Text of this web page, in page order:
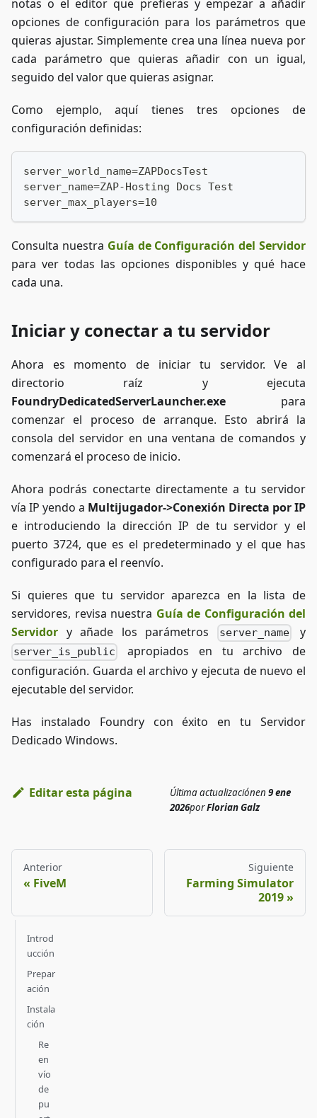
notas o el editor que prefieras y empezar a añadir
opciones de configuración para los parámetros que
quieras ajustar. Simplemente crea una línea nueva por
cada parámetro que quieras añadir con un igual,
seguido del valor que quieras asignar.
Como ejemplo, aquí tienes tres opciones de
configuración definidas:
server_world_name=ZAPDocsTest
server_name=ZAP-Hosting Docs Test
server_max_players=10
Consulta nuestra Guía de Configuración del Servidor
para ver todas las opciones disponibles y qué hace
cada una.
Iniciar y conectar a tu servidor
Ahora es momento de iniciar tu servidor. Ve al
directorio raíz y ejecuta
FoundryDedicatedServerLauncher.exe para
comenzar el proceso de arranque. Esto abrirá la
consola del servidor en una ventana de comandos y
comenzará el proceso de inicio.
Ahora podrás conectarte directamente a tu servidor
vía IP yendo a Multijugador->Conexión Directa por IP
e introduciendo la dirección IP de tu servidor y el
puerto 3724, que es el predeterminado y el que has
configurado para el reenvío.
Si quieres que tu servidor aparezca en la lista de
servidores, revisa nuestra Guía de Configuración del
Servidor y añade los parámetros server_name y
server_is_public
apropiados en tu archivo de
configuración. Guarda el archivo y ejecuta de nuevo el
ejecutable del servidor.
Has instalado Foundry con éxito en tu Servidor
Dedicado Windows.
Editar esta página Última actualizaciónen 9 ene
2026porFlorian Galz
Anterior
FiveM
Siguiente
Farming Simulator
2019
Introd
ucción
Prepar
ación
Instala
ción
Re
en
vío
de
pu